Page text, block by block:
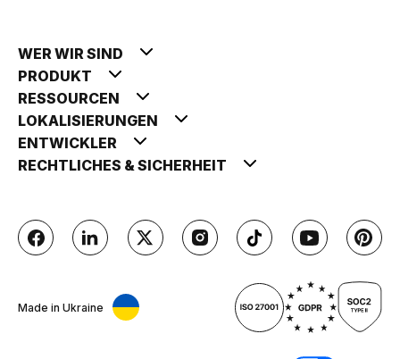
WER WIR SIND
PRODUKT
RESSOURCEN
LOKALISIERUNGEN
ENTWICKLER
RECHTLICHES & SICHERHEIT
Made in Ukraine